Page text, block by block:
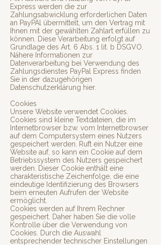
Express werden die zur
Zahlungsabwicklung erforderlichen Daten
an PayPAl übermittelt, um den Vertrag mit
Ihnen mit der gewählten Zahlart erfüllen zu
können. Diese Verarbeitung erfolgt auf
Grundlage des Art. 6 Abs. 1 lit. b DSGVO.
Nähere Informationen zur
Datenverarbeitung bei Verwendung des
Zahlungsdienstes PayPal Express finden
Sie in der dazugehörigen
Datenschutzerklärung hier.
Cookies
Unsere Website verwendet Cookies.
Cookies sind kleine Textdateien, die im
Internetbrowser bzw. vom Internetbrowser
auf dem Computersystem eines Nutzers
gespeichert werden. Ruft ein Nutzer eine
Website auf, so kann ein Cookie auf dem
Betriebssystem des Nutzers gespeichert
werden. Dieser Cookie enthält eine
charakteristische Zeichenfolge, die eine
eindeutige Identifizierung des Browsers
beim erneuten Aufrufen der Website
ermöglicht.
Cookies werden auf Ihrem Rechner
gespeichert. Daher haben Sie die volle
Kontrolle über die Verwendung von
Cookies. Durch die Auswahl
entsprechender technischer Einstellungen